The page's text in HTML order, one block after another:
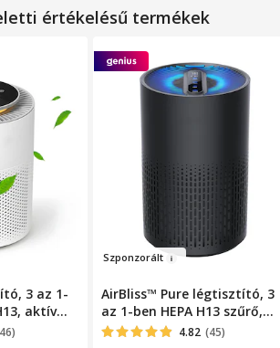
órás időzítő, hordozható,
értékelésű termékek
3 az 1-
aktív
elleni,
Szponzorált
AirBliss™ Pure légtisztító, 3
az 1-ben HEPA H13 szűrő,
aktív szén, előszűrő,
4.82 (45)